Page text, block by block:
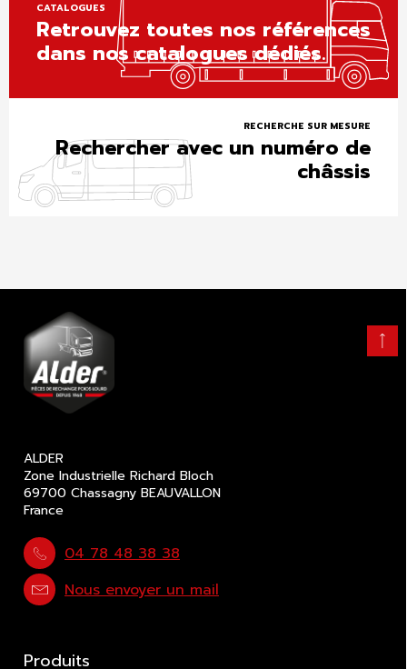
CATALOGUES
Retrouvez toutes nos références
dans nos catalogues dédiés.
RECHERCHE SUR MESURE
Rechercher avec un numéro de
châssis
Retour
haut
ALDER
Zone Industrielle Richard Bloch
69700 Chassagny BEAUVALLON
France
04 78 48 38 38
Nous envoyer un mail
Produits